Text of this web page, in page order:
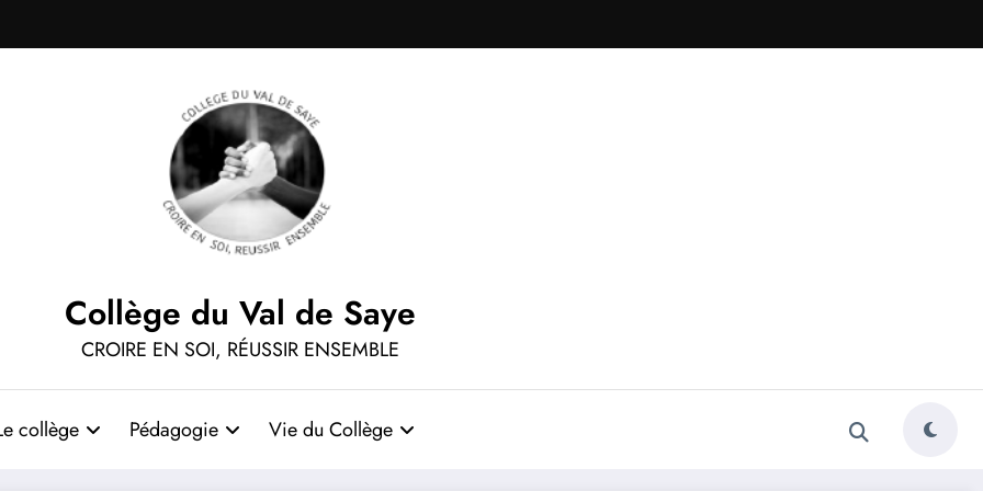
Collège du Val de Saye
CROIRE EN SOI, RÉUSSIR ENSEMBLE
collège Pédagogie Vie du Collège